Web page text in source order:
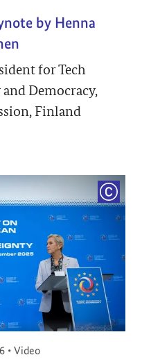
by Henna
for Tech
Democracy,
Finland
am:
• Video